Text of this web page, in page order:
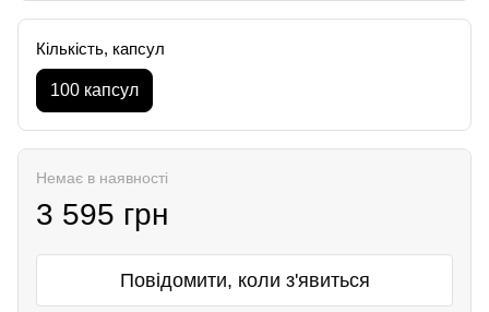
Кількість, капсул
100 капсул
Немає в наявності
3 595 грн
Повідомити, коли з'явиться